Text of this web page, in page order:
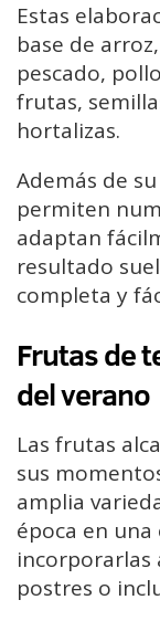
Estas
base de
pescado,
frutas,
hortalizas.
Además de
permiten
adaptan
resultado
completa y
Frutas de
del verano
Las frutas
sus
amplia
época en
incorporarlas
postres o